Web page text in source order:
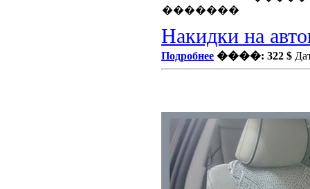
Накидки на
Подробнее ����: 322 $